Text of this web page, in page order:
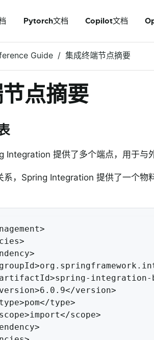
Pytorch文档 Copilot文档
点摘要
Integration 提供了多个端点，用于与
系，Spring Integration 提供了一个物
version>
type>
scope>
Guide 集成终端节点摘要